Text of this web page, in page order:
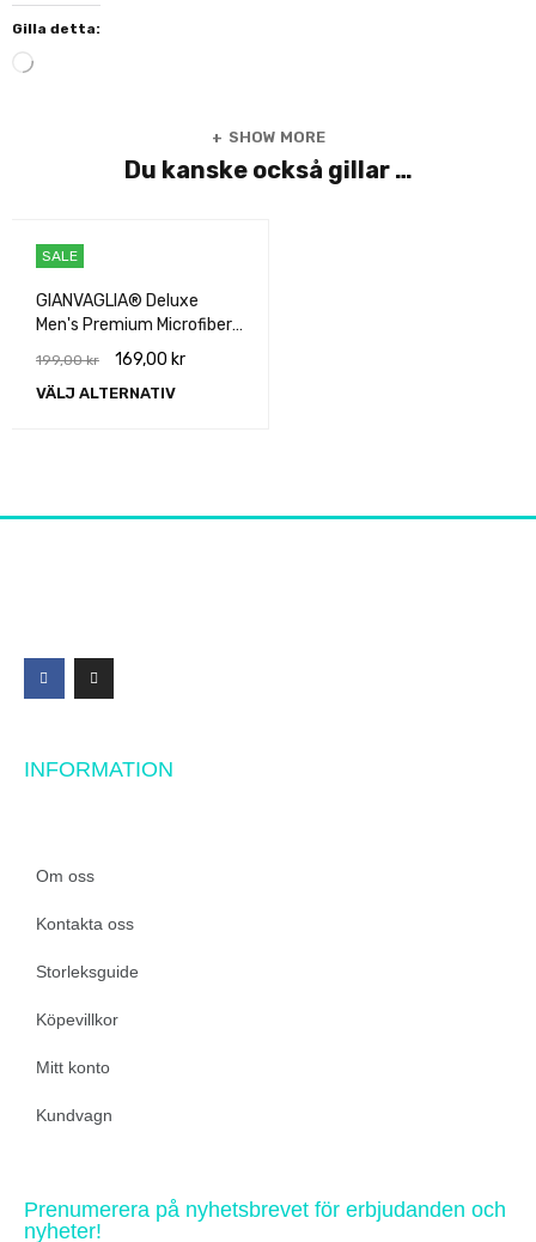
Gilla detta:
SHOW MORE
Du kanske också gillar …
SALE
GIANVAGLIA® Deluxe
Men's Premium Microfiber
Boxershort (5pack)
199,00kr 169,00 kr
VÄLJ ALTERNATIV
INFORMATION
Om oss
Kontakta oss
Storleksguide
Köpevillkor
Mitt konto
Kundvagn
Prenumerera på nyhetsbrevet för erbjudanden och
nyheter!